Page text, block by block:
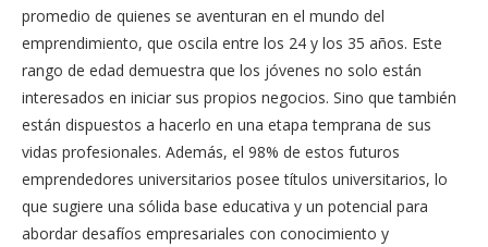
promedio de quienes se aventuran en el mundo del
emprendimiento, que oscila entre los 24 y los 35 años. Este
rango de edad demuestra que los jóvenes no solo están
interesados en iniciar sus propios negocios. Sino que también
están dispuestos a hacerlo en una etapa temprana de sus
vidas profesionales. Además, el 98% de estos futuros
emprendedores universitarios posee títulos universitarios, lo
que sugiere una sólida base educativa y un potencial para
abordar desafíos empresariales con conocimiento y